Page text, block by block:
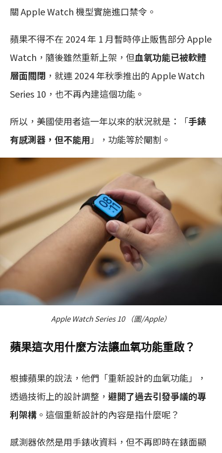
關 Apple Watch 機型實施進口禁令。
蘋果不得不在 2024 年 1 月暫時停止販售部分 Apple
Watch，隨後雖然重新上架，但血氧功能已被軟體
層面關閉 ，就連 2024 年秋季推出的 Apple Watch
Series 10，也不再內建這個功能。
所以，美國使用者這一年以來的狀況就是：「手錶
有感測器，但不能用 」，功能等於閹割。
Apple Watch Series 10 （圖/Apple）
蘋果這次用什麼方法讓血氧功能重啟？
根據蘋果的說法，他們「重新設計的血氧功能」，
透過技術上的設計調整， 避開了過去引發爭議的專
利架構 。這個重新設計的內容是指什麼呢？
感測器依然是用手錶收資料，但不再即時在錶面顯